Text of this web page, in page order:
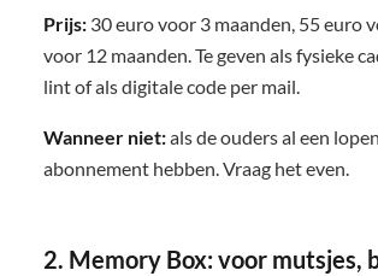
Prijs: 30 euro voor 3 maanden, 55 euro
voor 12 maanden. Te geven als fysieke
lint of als digitale code per mail.
Wanneer niet:als de ouders al een
abonnement hebben. Vraag het even.
2. Memory Box: voor mutsjes,